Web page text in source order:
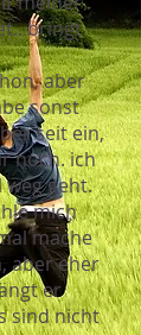
bringt
aber
sonst
seit ein,
noch. ich
geht.
mich
mache
aber eher
er
sind nicht